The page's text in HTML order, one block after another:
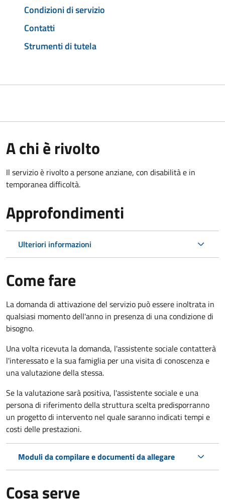
Condizioni di servizio
Contatti
Strumenti di tutela
A chi è rivolto
Il servizio è rivolto a persone anziane, con disabilità e in
temporanea difficoltà.
Approfondimenti
Ulteriori informazioni
Come fare
La domanda di attivazione del servizio può essere inoltrata in
qualsiasi momento dell'anno in presenza di una condizione di
bisogno.
Una volta ricevuta la domanda, l'assistente sociale contatterà
l'interessato e la sua famiglia per una visita di conoscenza e
una valutazione della stessa.
Se la valutazione sarà positiva, l'assistente sociale e una
persona di riferimento della struttura scelta predisporranno
un progetto di intervento nel quale saranno indicati tempi e
costi delle prestazioni.
Moduli da compilare e documenti da allegare
Cosa serve